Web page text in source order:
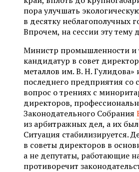
пора улучшать
в десятку неблагополучных
Впрочем, на сессии эту
Министр промышленности и
кандидатур в совет
металлов им. В. Н.
последнего предприятия со
вопрос о трениях с
директоров,
Законодательного Собрания
из арбитражных дел, а их
Ситуация стабилизируется.
в советы директоров в
а не депутаты, работающие
противоречит